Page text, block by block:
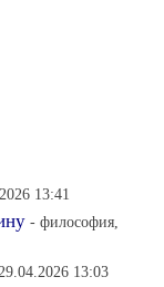
13:41
- философия,
13:03